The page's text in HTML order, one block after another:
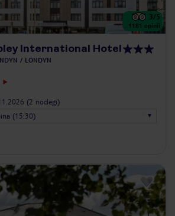
3/5
1181 opinii
International Hotel
LONDYN
(2 noclegi)
(15:30)